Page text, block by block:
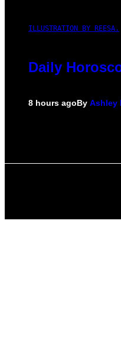
ILLUSTRATION BY REESA.
Daily
8 hours agoBy Ashley